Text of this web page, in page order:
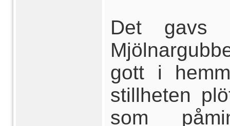
Det gavs
gott i
stillheten
som